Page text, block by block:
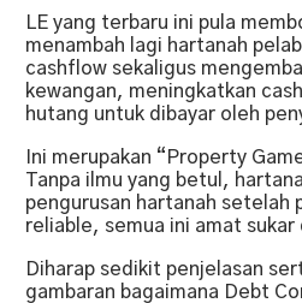
LE yang terbaru ini pula
menambah lagi hartanah
cashflow sekaligus
kewangan, meningkatkan
hutang untuk dibayar oleh
Ini merupakan “Property
Tanpa ilmu yang betul,
pengurusan hartanah setelah
reliable, semua ini amat sukar
Diharap sedikit penjelasan
gambaran bagaimana Debt